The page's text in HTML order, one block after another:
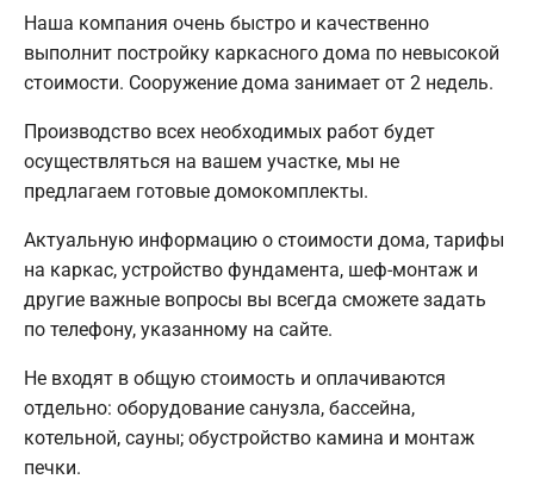
Наша компания очень быстро и качественно
выполнит постройку каркасного дома по невысокой
стоимости. Сооружение дома занимает от 2 недель.
Производство всех необходимых работ будет
осуществляться на вашем участке, мы не
предлагаем готовые домокомплекты.
Актуальную информацию о стоимости дома, тарифы
на каркас, устройство фундамента, шеф-монтаж и
другие важные вопросы вы всегда сможете задать
по телефону, указанному на сайте.
Не входят в общую стоимость и оплачиваются
отдельно: оборудование санузла, бассейна,
котельной, сауны; обустройство камина и монтаж
печки.